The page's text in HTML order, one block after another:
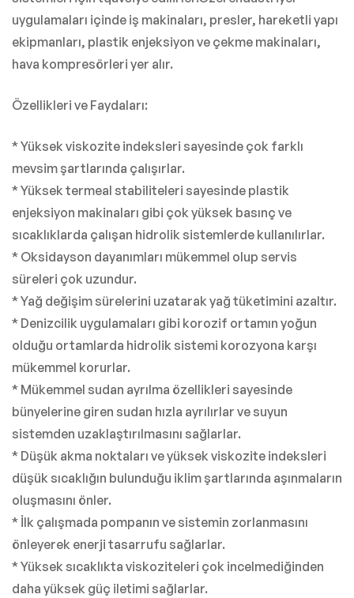
uygulamaları içinde iş makinaları, presler, hareketli yapı
ekipmanları, plastik enjeksiyon ve çekme makinaları,
hava kompresörleri yer alır.
Özellikleri ve Faydaları:
* Yüksek viskozite indeksleri sayesinde çok farklı
mevsim şartlarında çalışırlar.
* Yüksek termeal stabiliteleri sayesinde plastik
enjeksiyon makinaları gibi çok yüksek basınç ve
sıcaklıklarda çalışan hidrolik sistemlerde kullanılırlar.
* Oksidayson dayanımları mükemmel olup servis
süreleri çok uzundur.
* Yağ değişim sürelerini uzatarak yağ tüketimini azaltır.
* Denizcilik uygulamaları gibi korozif ortamın yoğun
olduğu ortamlarda hidrolik sistemi korozyona karşı
mükemmel korurlar.
* Mükemmel sudan ayrılma özellikleri sayesinde
bünyelerine giren sudan hızla ayrılırlar ve suyun
sistemden uzaklaştırılmasını sağlarlar.
* Düşük akma noktaları ve yüksek viskozite indeksleri
düşük sıcaklığın bulunduğu iklim şartlarında aşınmaların
oluşmasını önler.
* İlk çalışmada pompanın ve sistemin zorlanmasını
önleyerek enerji tasarrufu sağlarlar.
* Yüksek sıcaklıkta viskoziteleri çok incelmediğinden
daha yüksek güç iletimi sağlarlar.